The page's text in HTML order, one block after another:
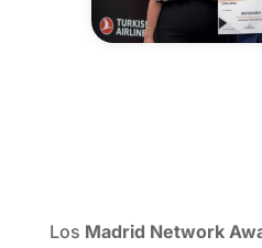
Los Madrid Network